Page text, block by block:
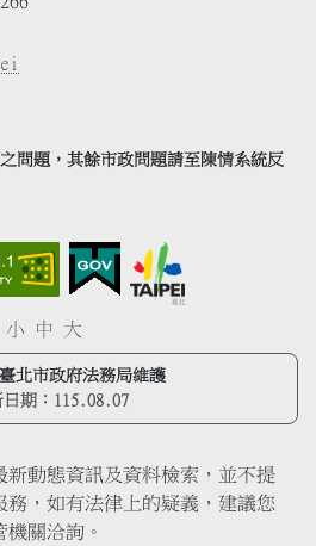
問題，其餘市政問題請至陳情系統反
小 中 大
北市政府法務局維護
期： 115.08.07
新動態資訊及資料檢索，並不提
務，如有法律上的疑義，建議您
關洽詢。